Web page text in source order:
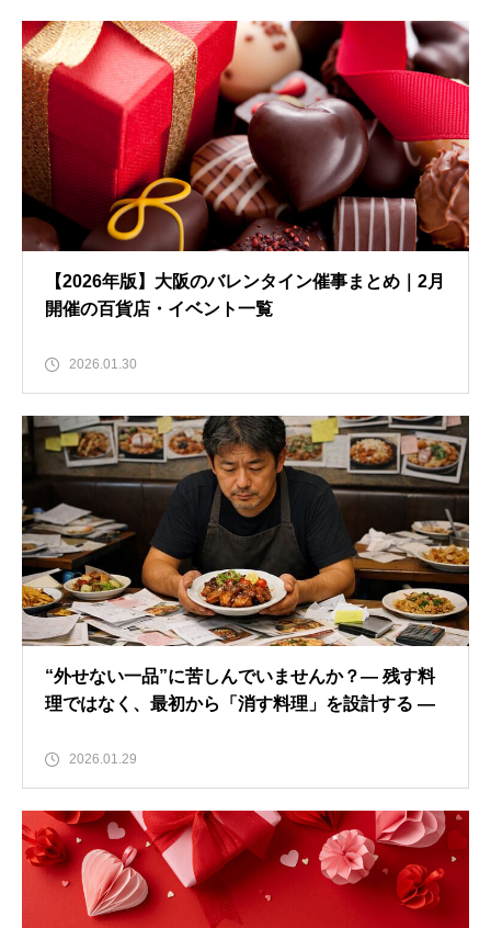
【2026年版】大阪のバレンタイン催事まとめ｜2月
開催の百貨店・イベント一覧
2026.01.30
“外せない一品”に苦しんでいませんか？― 残す料
理ではなく、最初から「消す料理」を設計する ―
2026.01.29